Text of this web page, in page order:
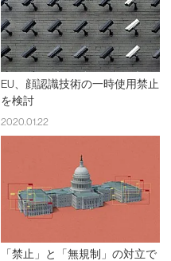
EU、顔認識技術の一時使用禁止
を検討
2020.01.22
「禁止」と「無規制」の対立で